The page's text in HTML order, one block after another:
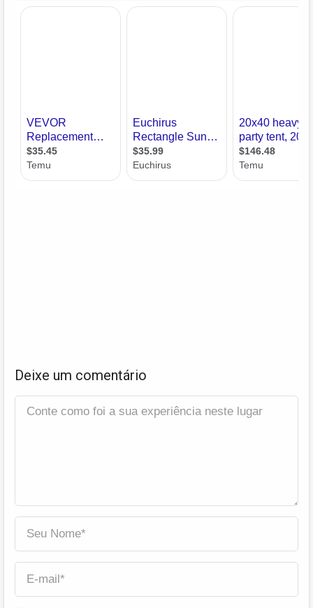
Deixe um comentário